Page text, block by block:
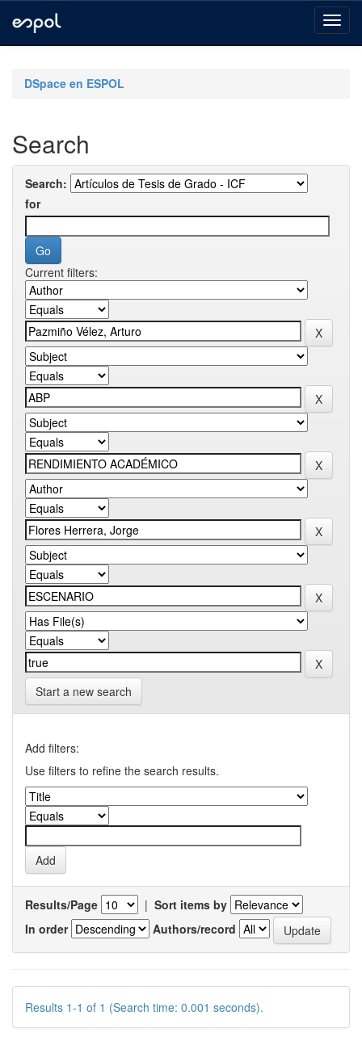
navigationDSpace en ESPOL
Search
Search:
for
Current filters:
Start a new search
Add filters:
Use filters to refine the search results.
Results/Page | Sort items by
In order
Authors/record
Results 1-1 of 1 (Search time: 0.001 seconds).